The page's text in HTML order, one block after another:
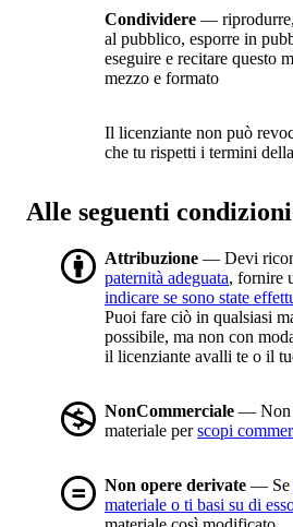
Condividere —
al pubblico, esporre in
eseguire e recitare questo
mezzo e formato
Il licenziante non può
che tu rispetti i termini
Alle seguenti
Attribuzione — Devi
paternità adeguata, fornire
indicare se sono state
Puoi fare ciò in qualsiasi
possibile, ma non con
il licenziante avalli te o il
NonCommerciale — Non
materiale perscopi
Non opere derivate — Se
materiale o ti basi su di